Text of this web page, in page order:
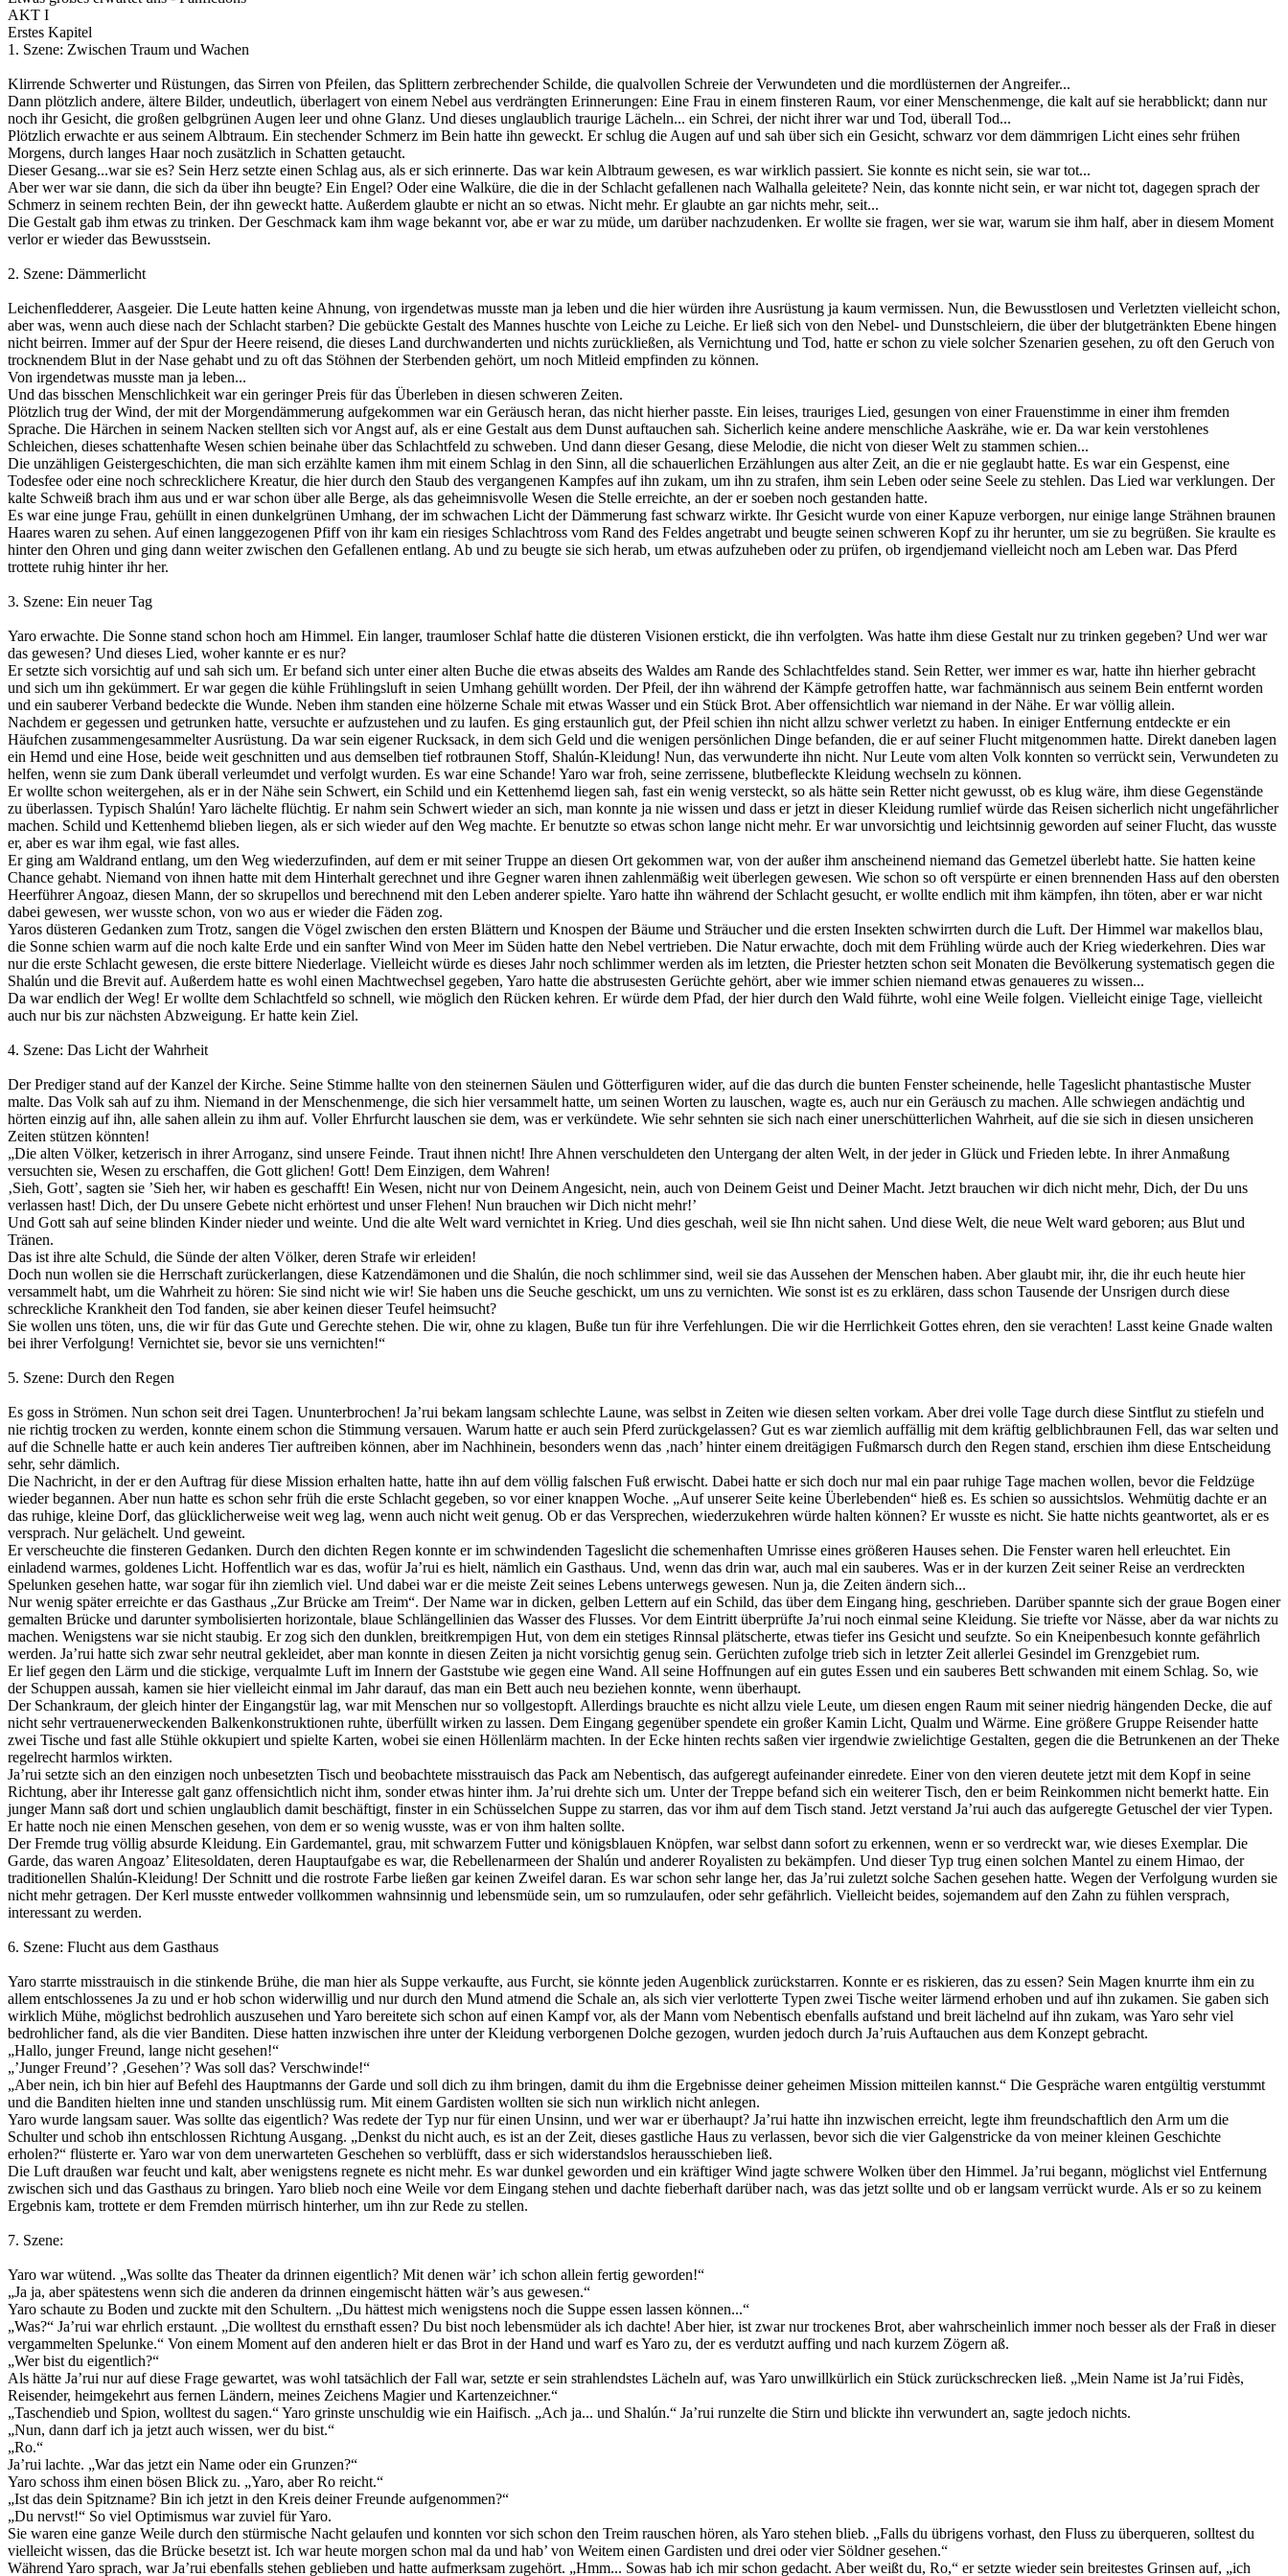
AKT I
Erstes Kapitel
1. Szene: Zwischen Traum und Wachen
Klirrende Schwerter und Rüstungen, das Sirren von Pfeilen, das Splittern zerbrechender Schilde, die qualvollen Schreie der Verwundeten und die mordlüsternen der Angreifer...
Dann plötzlich andere, ältere Bilder, undeutlich, überlagert von einem Nebel aus verdrängten Erinnerungen: Eine Frau in einem finsteren Raum, vor einer Menschenmenge, die kalt auf sie herabblickt; dann nur
noch ihr Gesicht, die großen gelbgrünen Augen leer und ohne Glanz. Und dieses unglaublich traurige Lächeln... ein Schrei, der nicht ihrer war und Tod, überall Tod...
Plötzlich erwachte er aus seinem Albtraum. Ein stechender Schmerz im Bein hatte ihn geweckt. Er schlug die Augen auf und sah über sich ein Gesicht, schwarz vor dem dämmrigen Licht eines sehr frühen
Morgens, durch langes Haar noch zusätzlich in Schatten getaucht.
Dieser Gesang...war sie es? Sein Herz setzte einen Schlag aus, als er sich erinnerte. Das war kein Albtraum gewesen, es war wirklich passiert. Sie konnte es nicht sein, sie war tot...
Aber wer war sie dann, die sich da über ihn beugte? Ein Engel? Oder eine Walküre, die die in der Schlacht gefallenen nach Walhalla geleitete? Nein, das konnte nicht sein, er war nicht tot, dagegen sprach der
Schmerz in seinem rechten Bein, der ihn geweckt hatte. Außerdem glaubte er nicht an so etwas. Nicht mehr. Er glaubte an gar nichts mehr, seit...
Die Gestalt gab ihm etwas zu trinken. Der Geschmack kam ihm wage bekannt vor, abe er war zu müde, um darüber nachzudenken. Er wollte sie fragen, wer sie war, warum sie ihm half, aber in diesem Moment
verlor er wieder das Bewusstsein.
2. Szene: Dämmerlicht
Leichenfledderer, Aasgeier. Die Leute hatten keine Ahnung, von irgendetwas musste man ja leben und die hier würden ihre Ausrüstung ja kaum vermissen. Nun, die Bewusstlosen und Verletzten vielleicht schon,
aber was, wenn auch diese nach der Schlacht starben? Die gebückte Gestalt des Mannes huschte von Leiche zu Leiche. Er ließ sich von den Nebel- und Dunstschleiern, die über der blutgetränkten Ebene hingen
nicht beirren. Immer auf der Spur der Heere reisend, die dieses Land durchwanderten und nichts zurückließen, als Vernichtung und Tod, hatte er schon zu viele solcher Szenarien gesehen, zu oft den Geruch von
trocknendem Blut in der Nase gehabt und zu oft das Stöhnen der Sterbenden gehört, um noch Mitleid empfinden zu können.
Von irgendetwas musste man ja leben...
Und das bisschen Menschlichkeit war ein geringer Preis für das Überleben in diesen schweren Zeiten.
Plötzlich trug der Wind, der mit der Morgendämmerung aufgekommen war ein Geräusch heran, das nicht hierher passte. Ein leises, trauriges Lied, gesungen von einer Frauenstimme in einer ihm fremden
Sprache. Die Härchen in seinem Nacken stellten sich vor Angst auf, als er eine Gestalt aus dem Dunst auftauchen sah. Sicherlich keine andere menschliche Aaskrähe, wie er. Da war kein verstohlenes
Schleichen, dieses schattenhafte Wesen schien beinahe über das Schlachtfeld zu schweben. Und dann dieser Gesang, diese Melodie, die nicht von dieser Welt zu stammen schien...
Die unzähligen Geistergeschichten, die man sich erzählte kamen ihm mit einem Schlag in den Sinn, all die schauerlichen Erzählungen aus alter Zeit, an die er nie geglaubt hatte. Es war ein Gespenst, eine
Todesfee oder eine noch schrecklichere Kreatur, die hier durch den Staub des vergangenen Kampfes auf ihn zukam, um ihn zu strafen, ihm sein Leben oder seine Seele zu stehlen. Das Lied war verklungen. Der
kalte Schweiß brach ihm aus und er war schon über alle Berge, als das geheimnisvolle Wesen die Stelle erreichte, an der er soeben noch gestanden hatte.
Es war eine junge Frau, gehüllt in einen dunkelgrünen Umhang, der im schwachen Licht der Dämmerung fast schwarz wirkte. Ihr Gesicht wurde von einer Kapuze verborgen, nur einige lange Strähnen braunen
Haares waren zu sehen. Auf einen langgezogenen Pfiff von ihr kam ein riesiges Schlachtross vom Rand des Feldes angetrabt und beugte seinen schweren Kopf zu ihr herunter, um sie zu begrüßen. Sie kraulte es
hinter den Ohren und ging dann weiter zwischen den Gefallenen entlang. Ab und zu beugte sie sich herab, um etwas aufzuheben oder zu prüfen, ob irgendjemand vielleicht noch am Leben war. Das Pferd
trottete ruhig hinter ihr her.
3. Szene: Ein neuer Tag
Yaro erwachte. Die Sonne stand schon hoch am Himmel. Ein langer, traumloser Schlaf hatte die düsteren Visionen erstickt, die ihn verfolgten. Was hatte ihm diese Gestalt nur zu trinken gegeben? Und wer war
das gewesen? Und dieses Lied, woher kannte er es nur?
Er setzte sich vorsichtig auf und sah sich um. Er befand sich unter einer alten Buche die etwas abseits des Waldes am Rande des Schlachtfeldes stand. Sein Retter, wer immer es war, hatte ihn hierher gebracht
und sich um ihn gekümmert. Er war gegen die kühle Frühlingsluft in seien Umhang gehüllt worden. Der Pfeil, der ihn während der Kämpfe getroffen hatte, war fachmännisch aus seinem Bein entfernt worden
und ein sauberer Verband bedeckte die Wunde. Neben ihm standen eine hölzerne Schale mit etwas Wasser und ein Stück Brot. Aber offensichtlich war niemand in der Nähe. Er war völlig allein.
Nachdem er gegessen und getrunken hatte, versuchte er aufzustehen und zu laufen. Es ging erstaunlich gut, der Pfeil schien ihn nicht allzu schwer verletzt zu haben. In einiger Entfernung entdeckte er ein
Häufchen zusammengesammelter Ausrüstung. Da war sein eigener Rucksack, in dem sich Geld und die wenigen persönlichen Dinge befanden, die er auf seiner Flucht mitgenommen hatte. Direkt daneben lagen
ein Hemd und eine Hose, beide weit geschnitten und aus demselben tief rotbraunen Stoff, Shalún-Kleidung! Nun, das verwunderte ihn nicht. Nur Leute vom alten Volk konnten so verrückt sein, Verwundeten zu
helfen, wenn sie zum Dank überall verleumdet und verfolgt wurden. Es war eine Schande! Yaro war froh, seine zerrissene, blutbefleckte Kleidung wechseln zu können.
Er wollte schon weitergehen, als er in der Nähe sein Schwert, ein Schild und ein Kettenhemd liegen sah, fast ein wenig versteckt, so als hätte sein Retter nicht gewusst, ob es klug wäre, ihm diese Gegenstände
zu überlassen. Typisch Shalún! Yaro lächelte flüchtig. Er nahm sein Schwert wieder an sich, man konnte ja nie wissen und dass er jetzt in dieser Kleidung rumlief würde das Reisen sicherlich nicht ungefährlicher
machen. Schild und Kettenhemd blieben liegen, als er sich wieder auf den Weg machte. Er benutzte so etwas schon lange nicht mehr. Er war unvorsichtig und leichtsinnig geworden auf seiner Flucht, das wusste
er, aber es war ihm egal, wie fast alles.
Er ging am Waldrand entlang, um den Weg wiederzufinden, auf dem er mit seiner Truppe an diesen Ort gekommen war, von der außer ihm anscheinend niemand das Gemetzel überlebt hatte. Sie hatten keine
Chance gehabt. Niemand von ihnen hatte mit dem Hinterhalt gerechnet und ihre Gegner waren ihnen zahlenmäßig weit überlegen gewesen. Wie schon so oft verspürte er einen brennenden Hass auf den obersten
Heerführer Angoaz, diesen Mann, der so skrupellos und berechnend mit den Leben anderer spielte. Yaro hatte ihn während der Schlacht gesucht, er wollte endlich mit ihm kämpfen, ihn töten, aber er war nicht
dabei gewesen, wer wusste schon, von wo aus er wieder die Fäden zog.
Yaros düsteren Gedanken zum Trotz, sangen die Vögel zwischen den ersten Blättern und Knospen der Bäume und Sträucher und die ersten Insekten schwirrten durch die Luft. Der Himmel war makellos blau,
die Sonne schien warm auf die noch kalte Erde und ein sanfter Wind von Meer im Süden hatte den Nebel vertrieben. Die Natur erwachte, doch mit dem Frühling würde auch der Krieg wiederkehren. Dies war
nur die erste Schlacht gewesen, die erste bittere Niederlage. Vielleicht würde es dieses Jahr noch schlimmer werden als im letzten, die Priester hetzten schon seit Monaten die Bevölkerung systematisch gegen die
Shalún und die Brevit auf. Außerdem hatte es wohl einen Machtwechsel gegeben, Yaro hatte die abstrusesten Gerüchte gehört, aber wie immer schien niemand etwas genaueres zu wissen...
Da war endlich der Weg! Er wollte dem Schlachtfeld so schnell, wie möglich den Rücken kehren. Er würde dem Pfad, der hier durch den Wald führte, wohl eine Weile folgen. Vielleicht einige Tage, vielleicht
auch nur bis zur nächsten Abzweigung. Er hatte kein Ziel.
4. Szene: Das Licht der Wahrheit
Der Prediger stand auf der Kanzel der Kirche. Seine Stimme hallte von den steinernen Säulen und Götterfiguren wider, auf die das durch die bunten Fenster scheinende, helle Tageslicht phantastische Muster
malte. Das Volk sah auf zu ihm. Niemand in der Menschenmenge, die sich hier versammelt hatte, um seinen Worten zu lauschen, wagte es, auch nur ein Geräusch zu machen. Alle schwiegen andächtig und
hörten einzig auf ihn, alle sahen allein zu ihm auf. Voller Ehrfurcht lauschen sie dem, was er verkündete. Wie sehr sehnten sie sich nach einer unerschütterlichen Wahrheit, auf die sie sich in diesen unsicheren
Zeiten stützen könnten!
„Die alten Völker, ketzerisch in ihrer Arroganz, sind unsere Feinde. Traut ihnen nicht! Ihre Ahnen verschuldeten den Untergang der alten Welt, in der jeder in Glück und Frieden lebte. In ihrer Anmaßung
versuchten sie, Wesen zu erschaffen, die Gott glichen! Gott! Dem Einzigen, dem Wahren!
‚Sieh, Gott’, sagten sie ’Sieh her, wir haben es geschafft! Ein Wesen, nicht nur von Deinem Angesicht, nein, auch von Deinem Geist und Deiner Macht. Jetzt brauchen wir dich nicht mehr, Dich, der Du uns
verlassen hast! Dich, der Du unsere Gebete nicht erhörtest und unser Flehen! Nun brauchen wir Dich nicht mehr!’
Und Gott sah auf seine blinden Kinder nieder und weinte. Und die alte Welt ward vernichtet in Krieg. Und dies geschah, weil sie Ihn nicht sahen. Und diese Welt, die neue Welt ward geboren; aus Blut und
Tränen.
Das ist ihre alte Schuld, die Sünde der alten Völker, deren Strafe wir erleiden!
Doch nun wollen sie die Herrschaft zurückerlangen, diese Katzendämonen und die Shalún, die noch schlimmer sind, weil sie das Aussehen der Menschen haben. Aber glaubt mir, ihr, die ihr euch heute hier
versammelt habt, um die Wahrheit zu hören: Sie sind nicht wie wir! Sie haben uns die Seuche geschickt, um uns zu vernichten. Wie sonst ist es zu erklären, dass schon Tausende der Unsrigen durch diese
schreckliche Krankheit den Tod fanden, sie aber keinen dieser Teufel heimsucht?
Sie wollen uns töten, uns, die wir für das Gute und Gerechte stehen. Die wir, ohne zu klagen, Buße tun für ihre Verfehlungen. Die wir die Herrlichkeit Gottes ehren, den sie verachten! Lasst keine Gnade walten
bei ihrer Verfolgung! Vernichtet sie, bevor sie uns vernichten!“
5. Szene: Durch den Regen
Es goss in Strömen. Nun schon seit drei Tagen. Ununterbrochen! Ja’rui bekam langsam schlechte Laune, was selbst in Zeiten wie diesen selten vorkam. Aber drei volle Tage durch diese Sintflut zu stiefeln und
nie richtig trocken zu werden, konnte einem schon die Stimmung versauen. Warum hatte er auch sein Pferd zurückgelassen? Gut es war ziemlich auffällig mit dem kräftig gelblichbraunen Fell, das war selten und
auf die Schnelle hatte er auch kein anderes Tier auftreiben können, aber im Nachhinein, besonders wenn das ‚nach’ hinter einem dreitägigen Fußmarsch durch den Regen stand, erschien ihm diese Entscheidung
sehr, sehr dämlich.
Die Nachricht, in der er den Auftrag für diese Mission erhalten hatte, hatte ihn auf dem völlig falschen Fuß erwischt. Dabei hatte er sich doch nur mal ein paar ruhige Tage machen wollen, bevor die Feldzüge
wieder begannen. Aber nun hatte es schon sehr früh die erste Schlacht gegeben, so vor einer knappen Woche. „Auf unserer Seite keine Überlebenden“ hieß es. Es schien so aussichtslos. Wehmütig dachte er an
das ruhige, kleine Dorf, das glücklicherweise weit weg lag, wenn auch nicht weit genug. Ob er das Versprechen, wiederzukehren würde halten können? Er wusste es nicht. Sie hatte nichts geantwortet, als er es
versprach. Nur gelächelt. Und geweint.
Er verscheuchte die finsteren Gedanken. Durch den dichten Regen konnte er im schwindenden Tageslicht die schemenhaften Umrisse eines größeren Hauses sehen. Die Fenster waren hell erleuchtet. Ein
einladend warmes, goldenes Licht. Hoffentlich war es das, wofür Ja’rui es hielt, nämlich ein Gasthaus. Und, wenn das drin war, auch mal ein sauberes. Was er in der kurzen Zeit seiner Reise an verdreckten
Spelunken gesehen hatte, war sogar für ihn ziemlich viel. Und dabei war er die meiste Zeit seines Lebens unterwegs gewesen. Nun ja, die Zeiten ändern sich...
Nur wenig später erreichte er das Gasthaus „Zur Brücke am Treim“. Der Name war in dicken, gelben Lettern auf ein Schild, das über dem Eingang hing, geschrieben. Darüber spannte sich der graue Bogen einer
gemalten Brücke und darunter symbolisierten horizontale, blaue Schlängellinien das Wasser des Flusses. Vor dem Eintritt überprüfte Ja’rui noch einmal seine Kleidung. Sie triefte vor Nässe, aber da war nichts zu
machen. Wenigstens war sie nicht staubig. Er zog sich den dunklen, breitkrempigen Hut, von dem ein stetiges Rinnsal plätscherte, etwas tiefer ins Gesicht und seufzte. So ein Kneipenbesuch konnte gefährlich
werden. Ja’rui hatte sich zwar sehr neutral gekleidet, aber man konnte in diesen Zeiten ja nicht vorsichtig genug sein. Gerüchten zufolge trieb sich in letzter Zeit allerlei Gesindel im Grenzgebiet rum.
Er lief gegen den Lärm und die stickige, verqualmte Luft im Innern der Gaststube wie gegen eine Wand. All seine Hoffnungen auf ein gutes Essen und ein sauberes Bett schwanden mit einem Schlag. So, wie
der Schuppen aussah, kamen sie hier vielleicht einmal im Jahr darauf, das man ein Bett auch neu beziehen konnte, wenn überhaupt.
Der Schankraum, der gleich hinter der Eingangstür lag, war mit Menschen nur so vollgestopft. Allerdings brauchte es nicht allzu viele Leute, um diesen engen Raum mit seiner niedrig hängenden Decke, die auf
nicht sehr vertrauenerweckenden Balkenkonstruktionen ruhte, überfüllt wirken zu lassen. Dem Eingang gegenüber spendete ein großer Kamin Licht, Qualm und Wärme. Eine größere Gruppe Reisender hatte
zwei Tische und fast alle Stühle okkupiert und spielte Karten, wobei sie einen Höllenlärm machten. In der Ecke hinten rechts saßen vier irgendwie zwielichtige Gestalten, gegen die die Betrunkenen an der Theke
regelrecht harmlos wirkten.
Ja’rui setzte sich an den einzigen noch unbesetzten Tisch und beobachtete misstrauisch das Pack am Nebentisch, das aufgeregt aufeinander einredete. Einer von den vieren deutete jetzt mit dem Kopf in seine
Richtung, aber ihr Interesse galt ganz offensichtlich nicht ihm, sonder etwas hinter ihm. Ja’rui drehte sich um. Unter der Treppe befand sich ein weiterer Tisch, den er beim Reinkommen nicht bemerkt hatte. Ein
junger Mann saß dort und schien unglaublich damit beschäftigt, finster in ein Schüsselchen Suppe zu starren, das vor ihm auf dem Tisch stand. Jetzt verstand Ja’rui auch das aufgeregte Getuschel der vier Typen.
Er hatte noch nie einen Menschen gesehen, von dem er so wenig wusste, was er von ihm halten sollte.
Der Fremde trug völlig absurde Kleidung. Ein Gardemantel, grau, mit schwarzem Futter und königsblauen Knöpfen, war selbst dann sofort zu erkennen, wenn er so verdreckt war, wie dieses Exemplar. Die
Garde, das waren Angoaz’ Elitesoldaten, deren Hauptaufgabe es war, die Rebellenarmeen der Shalún und anderer Royalisten zu bekämpfen. Und dieser Typ trug einen solchen Mantel zu einem Himao, der
traditionellen Shalún-Kleidung! Der Schnitt und die rostrote Farbe ließen gar keinen Zweifel daran. Es war schon sehr lange her, das Ja’rui zuletzt solche Sachen gesehen hatte. Wegen der Verfolgung wurden sie
nicht mehr getragen. Der Kerl musste entweder vollkommen wahnsinnig und lebensmüde sein, um so rumzulaufen, oder sehr gefährlich. Vielleicht beides, sojemandem auf den Zahn zu fühlen versprach,
interessant zu werden.
6. Szene: Flucht aus dem Gasthaus
Yaro starrte misstrauisch in die stinkende Brühe, die man hier als Suppe verkaufte, aus Furcht, sie könnte jeden Augenblick zurückstarren. Konnte er es riskieren, das zu essen? Sein Magen knurrte ihm ein zu
allem entschlossenes Ja zu und er hob schon widerwillig und nur durch den Mund atmend die Schale an, als sich vier verlotterte Typen zwei Tische weiter lärmend erhoben und auf ihn zukamen. Sie gaben sich
wirklich Mühe, möglichst bedrohlich auszusehen und Yaro bereitete sich schon auf einen Kampf vor, als der Mann vom Nebentisch ebenfalls aufstand und breit lächelnd auf ihn zukam, was Yaro sehr viel
bedrohlicher fand, als die vier Banditen. Diese hatten inzwischen ihre unter der Kleidung verborgenen Dolche gezogen, wurden jedoch durch Ja’ruis Auftauchen aus dem Konzept gebracht.
„Hallo, junger Freund, lange nicht gesehen!“
„’Junger Freund’? ‚Gesehen’? Was soll das? Verschwinde!“
„Aber nein, ich bin hier auf Befehl des Hauptmanns der Garde und soll dich zu ihm bringen, damit du ihm die Ergebnisse deiner geheimen Mission mitteilen kannst.“ Die Gespräche waren entgültig verstummt
und die Banditen hielten inne und standen unschlüssig rum. Mit einem Gardisten wollten sie sich nun wirklich nicht anlegen.
Yaro wurde langsam sauer. Was sollte das eigentlich? Was redete der Typ nur für einen Unsinn, und wer war er überhaupt? Ja’rui hatte ihn inzwischen erreicht, legte ihm freundschaftlich den Arm um die
Schulter und schob ihn entschlossen Richtung Ausgang. „Denkst du nicht auch, es ist an der Zeit, dieses gastliche Haus zu verlassen, bevor sich die vier Galgenstricke da von meiner kleinen Geschichte
erholen?“ flüsterte er. Yaro war von dem unerwarteten Geschehen so verblüfft, dass er sich widerstandslos herausschieben ließ.
Die Luft draußen war feucht und kalt, aber wenigstens regnete es nicht mehr. Es war dunkel geworden und ein kräftiger Wind jagte schwere Wolken über den Himmel. Ja’rui begann, möglichst viel Entfernung
zwischen sich und das Gasthaus zu bringen. Yaro blieb noch eine Weile vor dem Eingang stehen und dachte fieberhaft darüber nach, was das jetzt sollte und ob er langsam verrückt wurde. Als er so zu keinem
Ergebnis kam, trottete er dem Fremden mürrisch hinterher, um ihn zur Rede zu stellen.
7. Szene:
Yaro war wütend. „Was sollte das Theater da drinnen eigentlich? Mit denen wär’ ich schon allein fertig geworden!“
„Ja ja, aber spätestens wenn sich die anderen da drinnen eingemischt hätten wär’s aus gewesen.“
Yaro schaute zu Boden und zuckte mit den Schultern. „Du hättest mich wenigstens noch die Suppe essen lassen können...“
„Was?“ Ja’rui war ehrlich erstaunt. „Die wolltest du ernsthaft essen? Du bist noch lebensmüder als ich dachte! Aber hier, ist zwar nur trockenes Brot, aber wahrscheinlich immer noch besser als der Fraß in dieser
vergammelten Spelunke.“ Von einem Moment auf den anderen hielt er das Brot in der Hand und warf es Yaro zu, der es verdutzt auffing und nach kurzem Zögern aß.
„Wer bist du eigentlich?“
Als hätte Ja’rui nur auf diese Frage gewartet, was wohl tatsächlich der Fall war, setzte er sein strahlendstes Lächeln auf, was Yaro unwillkürlich ein Stück zurückschrecken ließ. „Mein Name ist Ja’rui Fidès,
Reisender, heimgekehrt aus fernen Ländern, meines Zeichens Magier und Kartenzeichner.“
„Taschendieb und Spion, wolltest du sagen.“ Yaro grinste unschuldig wie ein Haifisch. „Ach ja... und Shalún.“ Ja’rui runzelte die Stirn und blickte ihn verwundert an, sagte jedoch nichts.
„Nun, dann darf ich ja jetzt auch wissen, wer du bist.“
„Ro.“
Ja’rui lachte. „War das jetzt ein Name oder ein Grunzen?“
Yaro schoss ihm einen bösen Blick zu. „Yaro, aber Ro reicht.“
„Ist das dein Spitzname? Bin ich jetzt in den Kreis deiner Freunde aufgenommen?“
„Du nervst!“ So viel Optimismus war zuviel für Yaro.
Sie waren eine ganze Weile durch den stürmische Nacht gelaufen und konnten vor sich schon den Treim rauschen hören, als Yaro stehen blieb. „Falls du übrigens vorhast, den Fluss zu überqueren, solltest du
vielleicht wissen, das die Brücke besetzt ist. Ich war heute morgen schon mal da und hab’ von Weitem einen Gardisten und drei oder vier Söldner gesehen.“
Während Yaro sprach, war Ja’rui ebenfalls stehen geblieben und hatte aufmerksam zugehört. „Hmm... Sowas hab ich mir schon gedacht. Aber weißt du, Ro,“ er setzte wieder sein breitestes Grinsen auf, „ich